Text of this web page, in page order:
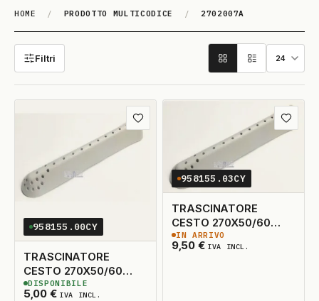
HOME / PRODOTTO MULTICODICE / 2702007A
2702007A
Filtri
Aggiungi ai preferiti
958155.00CY
TRASCINATORE
CESTO 270X50/60
KG13 ADATTABILE
5,00 € IVA INCL.
3DISPONIBILI
DISPONIBILE
958155.03CY
TRASCINATORE
CESTO 270X50/60
KG13 ORIG.
9,50 € IVA INCL.
9DISPONIBILI
IN ARRIVO